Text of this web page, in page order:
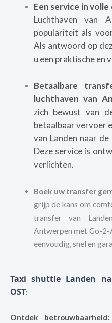
Een service in volle
Luchthaven van
populariteit als
Als antwoord op
u een praktische en
Betaalbare
luchthaven van
zich bewust van
betaalbaar vervoer
van Landen naar
Deze service is
verlichten.
Boek uw transfer
grijp de kans om
transfer van
Antwerpen met Go-2-
eenvoudig, snel en
Taxi shuttle Landen
OST:
Ontdek betrouwbaarheid: